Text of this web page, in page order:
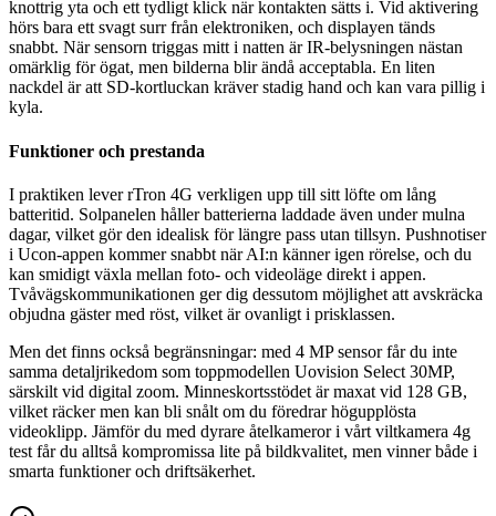
knottrig yta och ett tydligt klick när kontakten sätts i. Vid aktivering
hörs bara ett svagt surr från elektroniken, och displayen tänds
snabbt. När sensorn triggas mitt i natten är IR-belysningen nästan
omärklig för ögat, men bilderna blir ändå acceptabla. En liten
nackdel är att SD-kortluckan kräver stadig hand och kan vara pillig i
kyla.
Funktioner och prestanda
I praktiken lever rTron 4G verkligen upp till sitt löfte om lång
batteritid. Solpanelen håller batterierna laddade även under mulna
dagar, vilket gör den idealisk för längre pass utan tillsyn. Pushnotiser
i Ucon-appen kommer snabbt när AI:n känner igen rörelse, och du
kan smidigt växla mellan foto- och videoläge direkt i appen.
Tvåvägskommunikationen ger dig dessutom möjlighet att avskräcka
objudna gäster med röst, vilket är ovanligt i prisklassen.
Men det finns också begränsningar: med 4 MP sensor får du inte
samma detaljrikedom som toppmodellen Uovision Select 30MP,
särskilt vid digital zoom. Minneskortsstödet är maxat vid 128 GB,
vilket räcker men kan bli snålt om du föredrar högupplösta
videoklipp. Jämför du med dyrare åtelkameror i vårt viltkamera 4g
test får du alltså kompromissa lite på bildkvalitet, men vinner både i
smarta funktioner och driftsäkerhet.